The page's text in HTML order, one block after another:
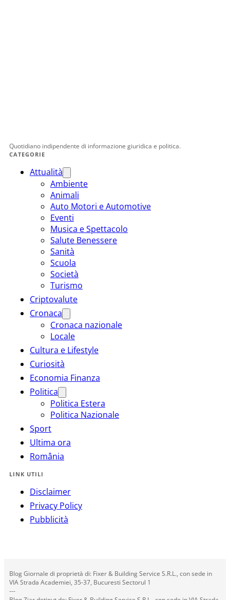
Quotidiano indipendente di informazione giuridica e politica.
CATEGORIE
Attualità
Ambiente
Animali
Auto Motori e Automotive
Eventi
Musica e Spettacolo
Salute Benessere
Sanità
Scuola
Società
Turismo
Criptovalute
Cronaca
Cronaca nazionale
Locale
Cultura e Lifestyle
Curiosità
Economia Finanza
Politica
Politica Estera
Politica Nazionale
Sport
Ultima ora
România
LINK UTILI
Disclaimer
Privacy Policy
Pubblicità
Blog Giornale di proprietà di: Fixer & Building Service S.R.L., con sede in
VIA Strada Academiei, 35-37, Bucuresti Sectorul 1
---